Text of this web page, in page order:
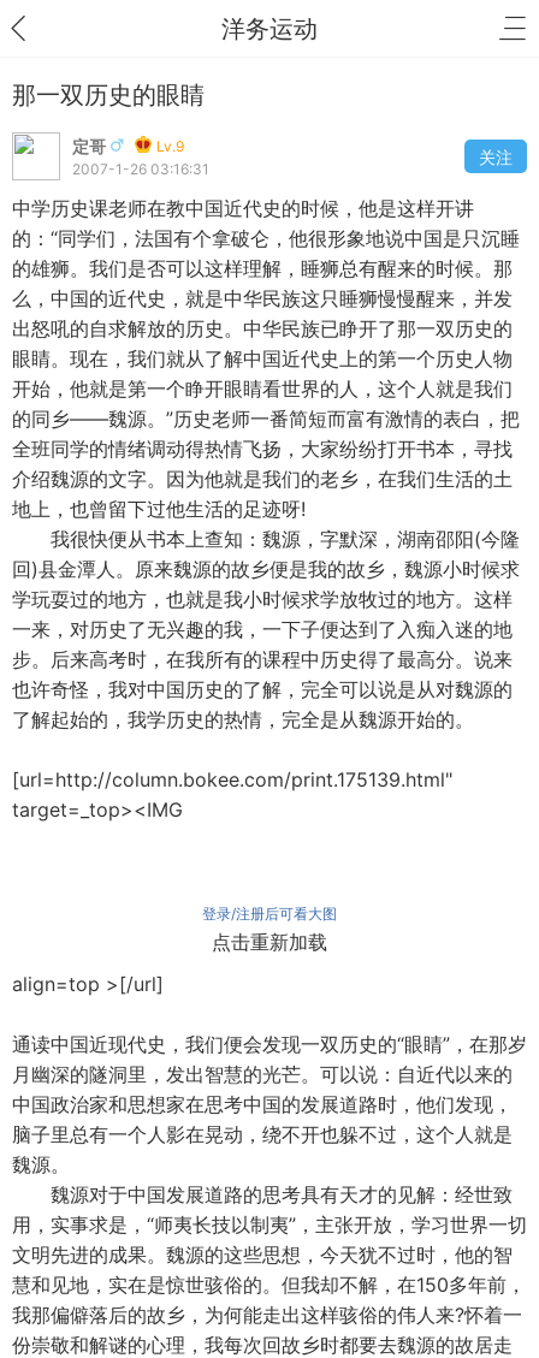
洋务运动
那一双历史的眼睛
定哥
Lv.9
2007-1-26 03:16:31
关注
中学历史课老师在教中国近代史的时候，他是这样开讲
的：“同学们，法国有个拿破仑，他很形象地说中国是只沉睡
的雄狮。我们是否可以这样理解，睡狮总有醒来的时候。那
么，中国的近代史，就是中华民族这只睡狮慢慢醒来，并发
出怒吼的自求解放的历史。中华民族已睁开了那一双历史的
眼睛。现在，我们就从了解中国近代史上的第一个历史人物
开始，他就是第一个睁开眼睛看世界的人，这个人就是我们
的同乡——魏源。”历史老师一番简短而富有激情的表白，把
全班同学的情绪调动得热情飞扬，大家纷纷打开书本，寻找
介绍魏源的文字。因为他就是我们的老乡，在我们生活的土
地上，也曾留下过他生活的足迹呀!
我很快便从书本上查知：魏源，字默深，湖南邵阳(今隆
回)县金潭人。原来魏源的故乡便是我的故乡，魏源小时候求
学玩耍过的地方，也就是我小时候求学放牧过的地方。这样
一来，对历史了无兴趣的我，一下子便达到了入痴入迷的地
步。后来高考时，在我所有的课程中历史得了最高分。说来
也许奇怪，我对中国历史的了解，完全可以说是从对魏源的
了解起始的，我学历史的热情，完全是从魏源开始的。
[url=http://column.bokee.com/print.175139.html"
target=_top><IMG
登录/注册后可看大图
点击重新加载
align=top >[/url]
通读中国近现代史，我们便会发现一双历史的“眼睛”，在那岁
月幽深的隧洞里，发出智慧的光芒。可以说：自近代以来的
中国政治家和思想家在思考中国的发展道路时，他们发现，
脑子里总有一个人影在晃动，绕不开也躲不过，这个人就是
魏源。
魏源对于中国发展道路的思考具有天才的见解：经世致
用，实事求是，“师夷长技以制夷”，主张开放，学习世界一切
文明先进的成果。魏源的这些思想，今天犹不过时，他的智
慧和见地，实在是惊世骇俗的。但我却不解，在150多年前，
我那偏僻落后的故乡，为何能走出这样骇俗的伟人来?怀着一
份崇敬和解谜的心理，我每次回故乡时都要去魏源的故居走